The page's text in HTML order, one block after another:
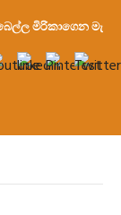
මිරිකාගෙන